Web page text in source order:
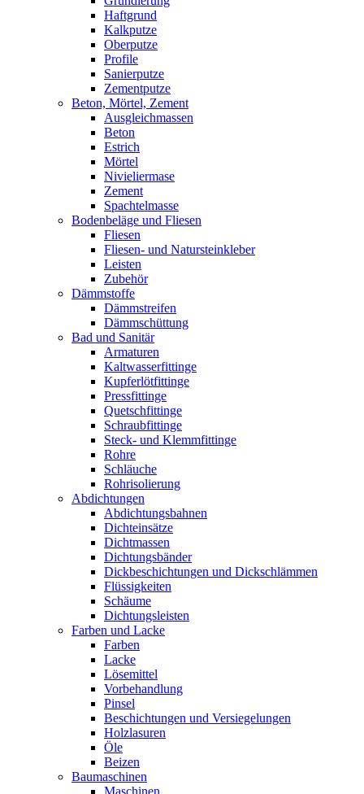
Haftgrund
Kalkputze
Oberputze
Profile
Sanierputze
Zementputze
Beton, Mörtel, Zement
Ausgleichmassen
Beton
Estrich
Mörtel
Nivieliermase
Zement
Spachtelmasse
Bodenbeläge und Fliesen
Fliesen
Fliesen- und Natursteinkleber
Leisten
Zubehör
Dämmstoffe
Dämmstreifen
Dämmschüttung
Bad und Sanitär
Armaturen
Kaltwasserfittinge
Kupferlötfittinge
Pressfittinge
Quetschfittinge
Schraubfittinge
Steck- und Klemmfittinge
Rohre
Schläuche
Rohrisolierung
Abdichtungen
Abdichtungsbahnen
Dichteinsätze
Dichtmassen
Dichtungsbänder
Dickbeschichtungen und Dickschlämmen
Flüssigkeiten
Schäume
Dichtungsleisten
Farben und Lacke
Farben
Lacke
Lösemittel
Vorbehandlung
Pinsel
Beschichtungen und Versiegelungen
Holzlasuren
Öle
Beizen
Baumaschinen
Maschinen